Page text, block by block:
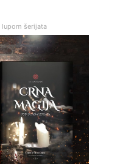
lupom šerijata